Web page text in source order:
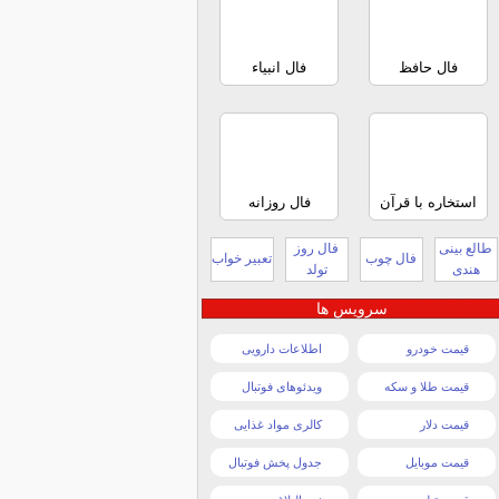
فال حافظ فال انبیاء
استخاره با قرآن فال روزانه
طالع بینی
هندی
فال چوب
فال روز
تولد
تعبیر خواب
سرویس ها
قیمت خودرو اطلاعات دارویی
قیمت طلا و سکه ویدئوهای فوتبال
قیمت دلار کالری مواد غذایی
قیمت موبایل جدول پخش فوتبال